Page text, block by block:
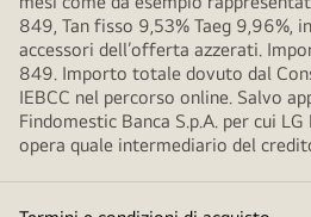
849, Tan fisso 9,53% Taeg 9,96%,
accessori dell’offerta azzerati.
849. Importo totale dovuto dal
IEBCC nel percorso online. Salvo
Findomestic Banca S.p.A. per cui
opera quale intermediario del